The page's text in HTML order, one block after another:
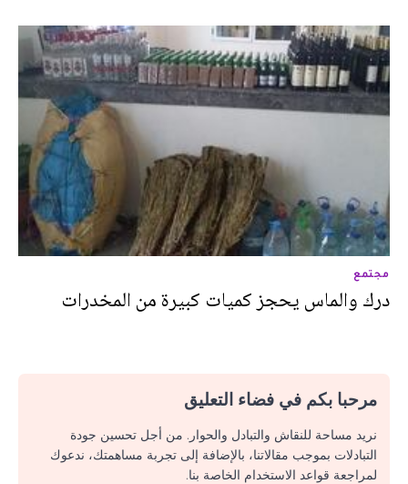
مجتمع
درك والماس يحجز كميات كبيرة من المخدرات
مرحبا بكم في فضاء التعليق
نريد مساحة للنقاش والتبادل والحوار. من أجل تحسين جودة
التبادلات بموجب مقالاتنا، بالإضافة إلى تجربة مساهمتك، ندعوك
لمراجعة قواعد الاستخدام الخاصة بنا.